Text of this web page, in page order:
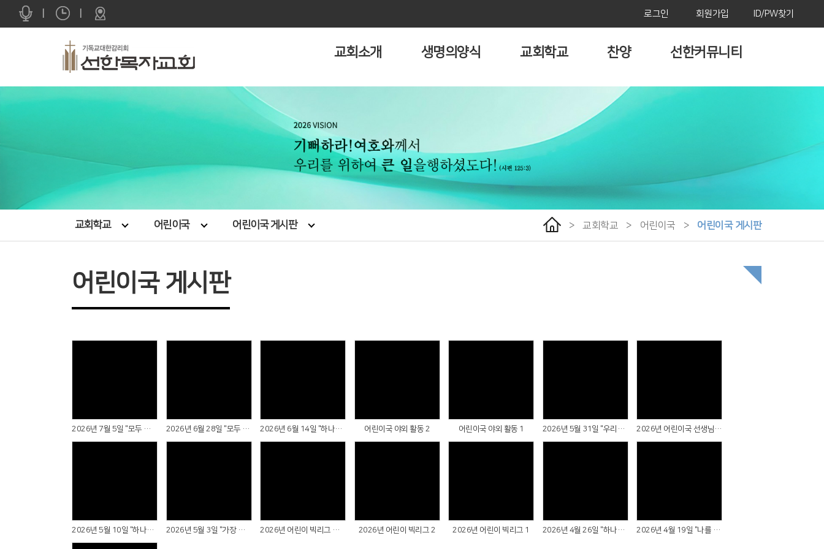
로그인 회원가입 ID/PW찾기
교회소개 생명의양식 교회학교 찬양 선한커뮤니티
교회학교 어린이국 어린이국 게시판 > 교회학교 > 어린이국 > 어린이국 게시판
어린이국 게시판
2026년 7월 5일 "모두 모여라!" 2026년 6월 28일 "모두 다 하나님을 위해" 2026년 6월 14일 "하나님은 나를 사랑하세요!" 어린이국 야외 활동 2 어린이국 야외 활동 1 2026년 5월 31일 "우리의 임무" 2026년 어린이국 선생님 "감사합니다!"
2026년 5월 10일 "하나님이 나에게 보내신 선물" 2026년 5월 3일 "가장 값진 삶" 2026년 어린이 빅리그 단체사진 2026년 어린이 빅리그 2 2026년 어린이 빅리그 1 2026년 4월 26일 "하나님의 계획" 2026년 4월 19일 "나를 위한 사랑 이야기"